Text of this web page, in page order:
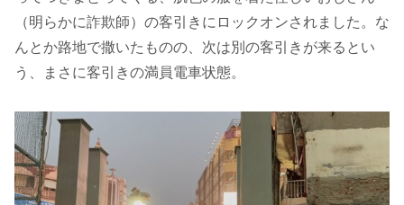
（明らかに詐欺師）の客引きにロックオンされました。な
んとか路地で撒いたものの、次は別の客引きが来るとい
う、まさに客引きの満員電車状態。